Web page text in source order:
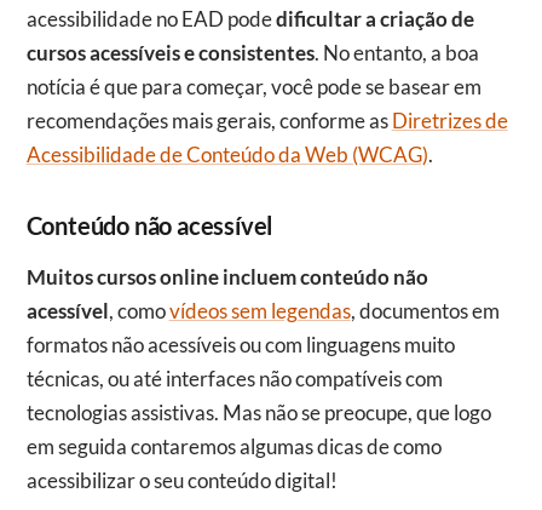
acessibilidade no EAD podedificultar a criação de
cursos acessíveis e consistentes. No entanto, a boa
notícia é que para começar, você pode se basear em
recomendações mais gerais, conforme asDiretrizes de
Acessibilidade de Conteúdo da Web (WCAG).
Conteúdo não acessível
Muitos cursos online incluem conteúdo não
acessível, comovídeos sem legendas, documentos em
formatos não acessíveis ou com linguagens muito
técnicas, ou até interfaces não compatíveis com
tecnologias assistivas. Mas não se preocupe, que logo
em seguida contaremos algumas dicas de como
acessibilizar o seu conteúdo digital!